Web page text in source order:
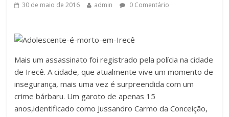
30 de maio de 2016 admin 0 Comentário
Mais um assassinato foi registrado pela polícia na cidade
de Irecê. A cidade, que atualmente vive um momento de
insegurança, mais uma vez é surpreendida com um
crime bárbaru. Um garoto de apenas 15
anos,identificado como Jussandro Carmo da Conceição,